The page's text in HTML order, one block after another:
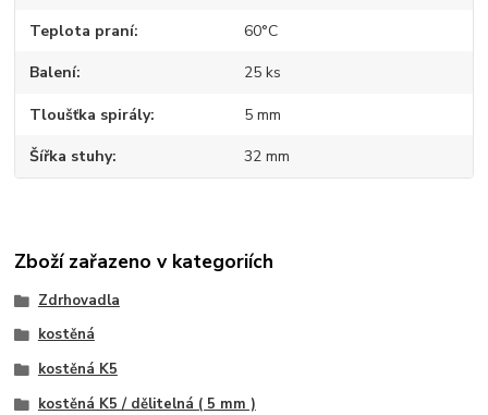
Teplota praní 60°C
Balení 25 ks
Tloušťka spirály 5 mm
Šířka stuhy 32 mm
Zboží zařazeno v kategoriích
Zdrhovadla
kostěná
kostěná K5
kostěná K5 / dělitelná ( 5 mm )